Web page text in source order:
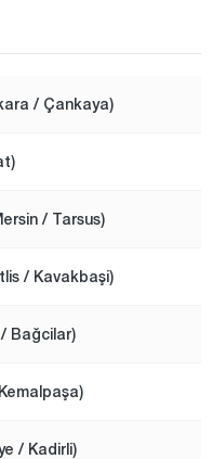
/ Çankaya)
/ Tarsus)
/ Kavakbaşi)
Bağcilar)
/ Kadirli)